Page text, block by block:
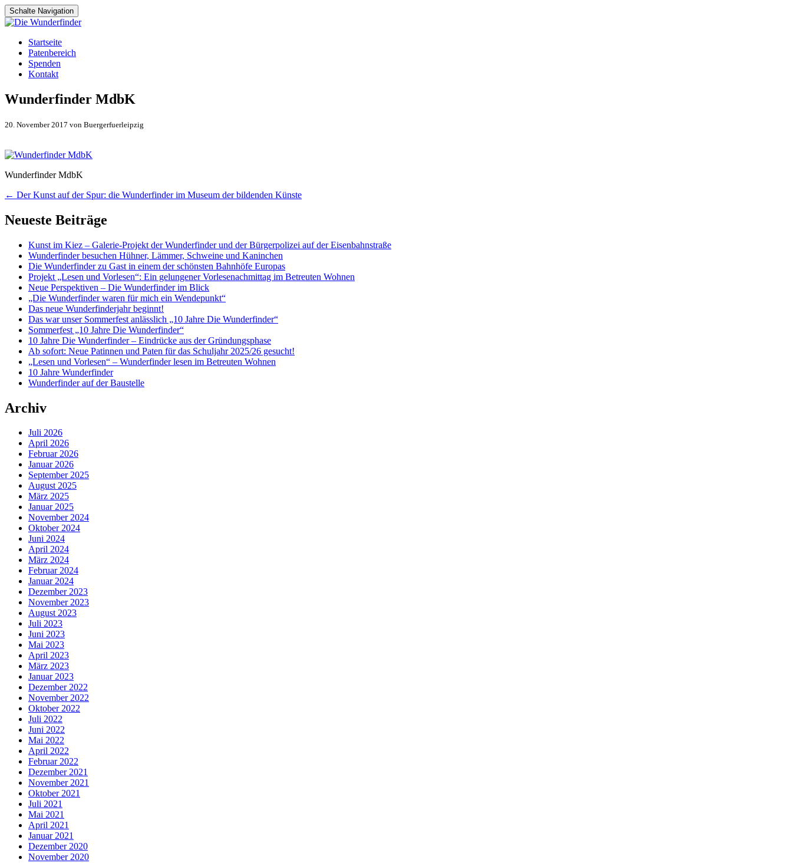
Schalte Navigation
Zum
Inhalt
springen
Startseite
Patenbereich
Spenden
Kontakt
Wunderfinder MdbK
20. November 2017 von Buergerfuerleipzig
Wunderfinder MdbK
Artikel-
Navigation
← Der Kunst auf der Spur: die Wunderfinder im Museum der bildenden Künste
Neueste Beiträge
Kunst im Kiez – Galerie-Projekt der Wunderfinder und der Bürgerpolizei auf der Eisenbahnstraße
Wunderfinder besuchen Hühner, Lämmer, Schweine und Kaninchen
Die Wunderfinder zu Gast in einem der schönsten Bahnhöfe Europas
Projekt „Lesen und Vorlesen“: Ein gelungener Vorlesenachmittag im Betreuten Wohnen
Neue Perspektiven – Die Wunderfinder im Blick
„Die Wunderfinder waren für mich ein Wendepunkt“
Das neue Wunderfinderjahr beginnt!
Das war unser Sommerfest anlässlich „10 Jahre Die Wunderfinder“
Sommerfest „10 Jahre Die Wunderfinder“
10 Jahre Die Wunderfinder – Eindrücke aus der Gründungsphase
Ab sofort: Neue Patinnen und Paten für das Schuljahr 2025/26 gesucht!
„Lesen und Vorlesen“ – Wunderfinder lesen im Betreuten Wohnen
10 Jahre Wunderfinder
Wunderfinder auf der Baustelle
Archiv
Juli 2026
April 2026
Februar 2026
Januar 2026
September 2025
August 2025
März 2025
Januar 2025
November 2024
Oktober 2024
Juni 2024
April 2024
März 2024
Februar 2024
Januar 2024
Dezember 2023
November 2023
August 2023
Juli 2023
Juni 2023
Mai 2023
April 2023
März 2023
Januar 2023
Dezember 2022
November 2022
Oktober 2022
Juli 2022
Juni 2022
Mai 2022
April 2022
Februar 2022
Dezember 2021
November 2021
Oktober 2021
Juli 2021
Mai 2021
April 2021
Januar 2021
Dezember 2020
November 2020